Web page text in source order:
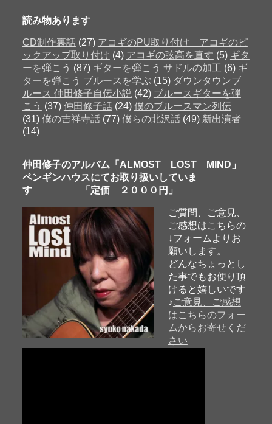
読み物あります
CD制作裏話(27) アコギのPU取り付け アコギのピ
ックアップ取り付け (4) アコギの弦高を直す (5) ギタ
ーを弾こう (87) ギターを弾こう サドルの加工 (6) ギ
ターを弾こう ブルースを学ぶ (15) ダウンタウンブ
ルース 仲田修子自伝小説(42) ブルースギターを弾
こう (37) 仲田修子話(24) 僕のブルースマン列伝
(31) 僕の吉祥寺話(77) 僕らの北沢話(49) 新出演者
(14)
仲田修子のアルバム「ALMOST LOST MIND」
ペンギンハウスにてお取り扱いしていま
す 「定価 ２０００円」
ご質問、ご意見、
ご感想はこちらの
↓フォームよりお
願いします。
どんなちょっとし
た事でもお便り頂
けると嬉しいです
♪ご意見、ご感想
はこちらのフォー
ムからお寄せくだ
さい